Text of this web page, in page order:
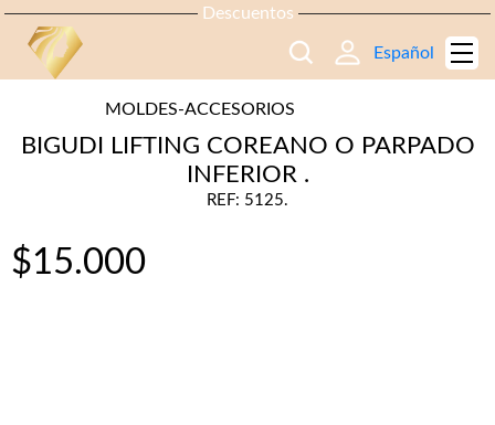
Descuentos
Español
MOLDES-ACCESORIOS
BIGUDI LIFTING COREANO O PARPADO
INFERIOR .
REF: 5125.
$15.000